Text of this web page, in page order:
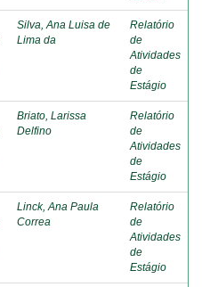
Silva, Ana Luisa de
Lima da
Relatório
de
Atividades
de
Estágio
Briato, Larissa
Delfino
Relatório
de
Atividades
de
Estágio
Linck, Ana Paula
Correa
Relatório
de
Atividades
de
Estágio